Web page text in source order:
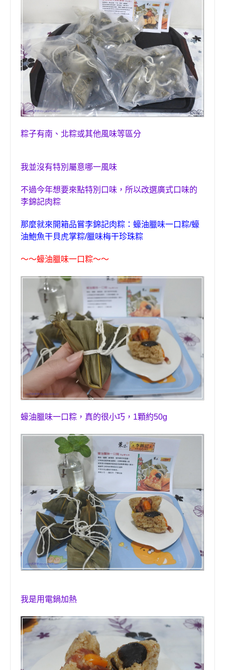
粽子有南、北粽或其他風味等區分
我並沒有特別屬意哪一風味
不過今年想要來點特別口味，所以改選廣式口味的
李錦記肉粽
那麼就來開箱品嘗李錦記肉粽：蠔油臘味一口粽/蠔
油鮑魚干貝虎掌粽/臘味梅干珍珠粽
～～蠔油臘味一口粽～～
蠔油臘味一口粽，真的很小巧 ， 1顆約50g
我是用電鍋加熱